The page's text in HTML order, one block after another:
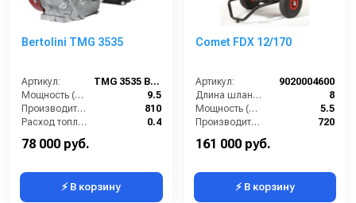
Bertolini TMG 3535
Артикул:
TMG 3535 BERTOLINI moto
Мощность (л/с):
9.5
Производительность (л/ч):
810
Расход топлива (л/ч):
0.4
Объём топливного бака (л):
78 000 руб.
⚡ В корзину
Comet FDX 12/170
Артикул:
9020004600
Длина шланга ВД (м):
8
Мощность (л/с):
5.5
Производительность (л/ч):
720
161 000 руб.
⚡ В корзину